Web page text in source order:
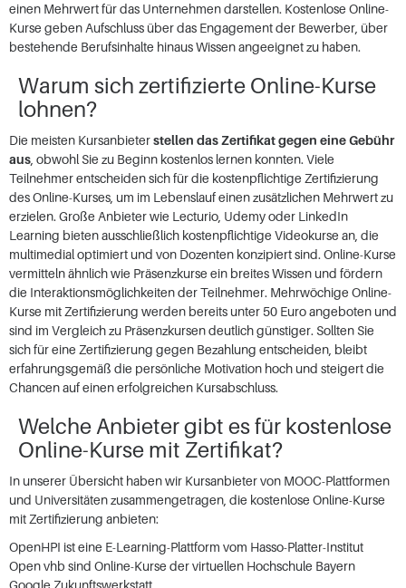
einen Mehrwert für das Unternehmen darstellen. Kostenlose Online-
Kurse geben Aufschluss über das Engagement der Bewerber, über
bestehende Berufsinhalte hinaus Wissen angeeignet zu haben.
Warum sich zertifizierte Online-Kurse
lohnen?
Die meisten Kursanbieterstellen das Zertifikat gegen eine Gebühr
aus , obwohl Sie zu Beginn kostenlos lernen konnten. Viele
Teilnehmer entscheiden sich für die kostenpflichtige Zertifizierung
des Online-Kurses, um im Lebenslauf einen zusätzlichen Mehrwert zu
erzielen. Große Anbieter wie Lecturio, Udemy oder LinkedIn
Learning bieten ausschließlich kostenpflichtige Videokurse an, die
multimedial optimiert und von Dozenten konzipiert sind. Online-Kurse
vermitteln ähnlich wie Präsenzkurse ein breites Wissen und fördern
die Interaktionsmöglichkeiten der Teilnehmer. Mehrwöchige Online-
Kurse mit Zertifizierung werden bereits unter 50 Euro angeboten und
sind im Vergleich zu Präsenzkursen deutlich günstiger. Sollten Sie
sich für eine Zertifizierung gegen Bezahlung entscheiden, bleibt
erfahrungsgemäß die persönliche Motivation hoch und steigert die
Chancen auf einen erfolgreichen Kursabschluss.
Welche Anbieter gibt es für kostenlose
Online-Kurse mit Zertifikat?
In unserer Übersicht haben wir Kursanbieter von MOOC-Plattformen
und Universitäten zusammengetragen, die kostenlose Online-Kurse
mit Zertifizierung anbieten:
OpenHPI ist eine E-Learning-Plattform vom Hasso-Platter-Institut
Open vhb sind Online-Kurse der virtuellen Hochschule Bayern
Google Zukunftswerkstatt